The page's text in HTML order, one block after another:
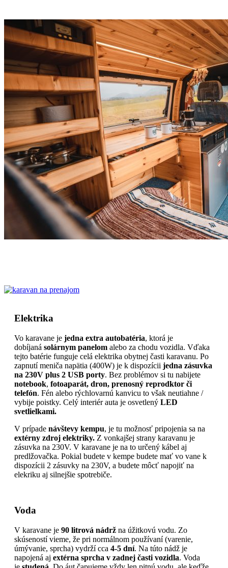
Elektrika
Vo karavane je jedna extra autobatéria, ktorá je
dobíjaná solárnym panelom alebo za chodu vozidla. Vďaka
tejto batérie funguje celá elektrika obytnej časti karavanu. Po
zapnutí meniča napätia (400W) je k dispozícii jedna zásuvka
na 230V plus 2 USB porty. Bez problémov si tu nabijete
notebook, fotoaparát, dron, prenosný reprodktor či
telefón. Fén alebo rýchlovarnú kanvicu to však neutiahne /
vybije poistky. Celý interiér auta je osvetlený LED
svetlielkami.
V prípade návštevy kempu, je tu možnosť pripojenia sa na
extérny zdroj elektriky. Z vonkajšej strany karavanu je
zásuvka na 230V. V karavane je na to určený kábel aj
predlžovačka. Pokial budete v kempe budete mať vo vane k
dispozícii 2 zásuvky na 230V, a budete môcť napojiť na
elekriku aj silnejšie spotrebiče.
Voda
V karavane je 90 litrová nádrž na úžitkovú vodu. Zo
skúseností vieme, že pri normálnom používaní (varenie,
úmývanie, sprcha) vydrží cca 4-5 dní. Na túto nádž je
napojená aj extérna sprcha v zadnej časti vozidla. Voda